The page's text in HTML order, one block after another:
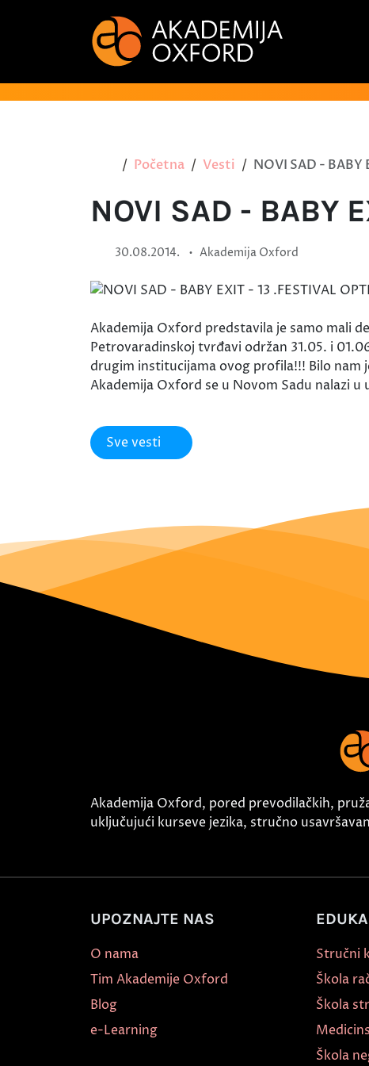
Početna Vesti NOVI SAD - BABY
NOVI SAD - BABY
30.08.2014. • Akademija Oxford
Akademija Oxford predstavila je samo mali
Petrovaradinskoj tvrđavi održan 31.05. i
drugim institucijama ovog profila!!! Bilo nam
Akademija Oxford se u Novom Sadu nalazi u
Sve vesti
Akademija Oxford, pored prevodilačkih,
uključujući kurseve jezika, stručno
UPOZNAJTE NAS
O nama
Tim Akademije Oxford
Blog
e-Learning
Stručni
Škola
Škola
Škola